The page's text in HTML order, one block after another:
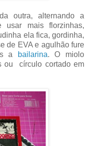
outra, alternando a
usar mais florzinhas,
ela fica, gordinha,
de EVA e agulhão fure
a
bailarina. O miolo
ou círculo cortado em